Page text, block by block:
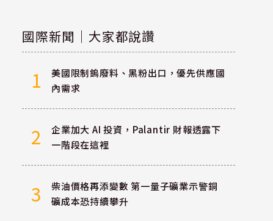
國際新聞｜大家都說讚
1
美國限制鎢廢料、黑粉出口，優先供應國
內需求
2
企業加大 AI 投資，Palantir 財報透露下
一階段在這裡
3
柴油價格再添變數 第一量子礦業示警銅
礦成本恐持續攀升